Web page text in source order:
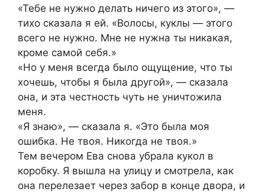
«Тебе не нужно делать ничего из этого», —
тихо сказала я ей. «Волосы, куклы — этого
всего не нужно. Мне не нужна ты никакая,
кроме самой себя.»
«Но у меня всегда было ощущение, что ты
хочешь, чтобы я была другой», — сказала
она, и эта честность чуть не уничтожила
меня.
«Я знаю», — сказала я. «Это была моя
ошибка. Не твоя. Никогда не твоя.»
Тем вечером Ева снова убрала кукол в
коробку. Я вышла на улицу и смотрела, как
она перелезает через забор в конце двора, и